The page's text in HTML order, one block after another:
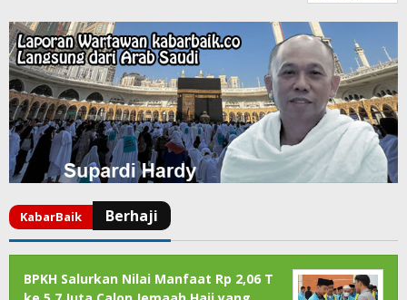
BPKH Salurkan Nilai Manfaat Rp 2,06 T